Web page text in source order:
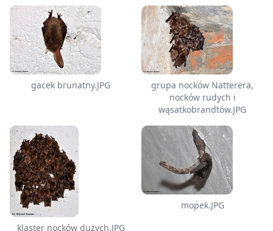
gacek brunatny.JPG
grupa nocków Natterera,
nocków rudych i
wąsatkobrandtów.JPG
klaster nocków dużych.JPG
mopek.JPG